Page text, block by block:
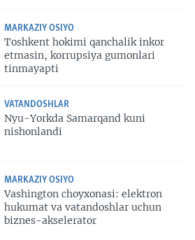
MARKAZIY OSIYO
Toshkent hokimi qanchalik inkor
etmasin, korrupsiya gumonlari
tinmayapti
VATANDOSHLAR
Nyu-Yorkda Samarqand kuni
nishonlandi
MARKAZIY OSIYO
Vashington choyxonasi: elektron
hukumat va vatandoshlar uchun
biznes-akselerator